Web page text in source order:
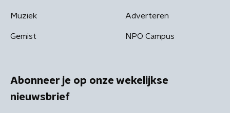
Muziek
Gemist
Adverteren
NPO Campus
Abonneer je op onze wekelijkse
nieuwsbrief